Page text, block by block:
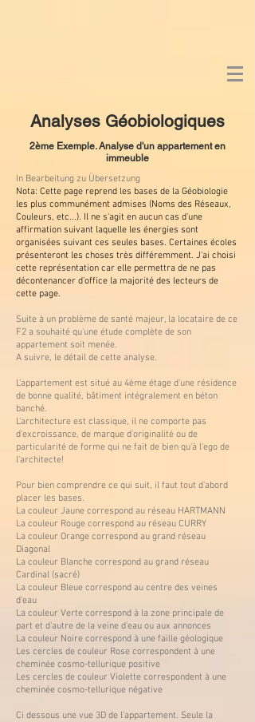
Analyses Géobiologiques
2ème Exemple. Analyse d'un appartement en
immeuble
In Bearbeitung zu Übersetzung
Nota: Cette page reprend les bases de la Géobiologie
les plus communément admises (Noms des Réseaux,
Couleurs, etc...). Il ne s'agit en aucun cas d'une
affirmation suivant laquelle les énergies sont
organisées suivant ces seules bases. Certaines écoles
présenteront les choses très différemment. J'ai choisi
cette représentation car elle permettra de ne pas
décontenancer d'office la majorité des lecteurs de
cette page.
Suite à un problème de santé majeur, la locataire de ce
F2 a souhaité qu'une étude complète de son
appartement soit menée.
A suivre, le détail de cette analyse.
L'appartement est situé au 4ème étage d'une résidence
de bonne qualité, bâtiment intégralement en béton
banché.
L'architecture est classique, il ne comporte pas
d'excroissance, de marque d'originalité ou de
particularité de forme qui ne fait de bien qu'à l'ego de
l'architecte!
Pour bien comprendre ce qui suit, il faut tout d'abord
placer les bases.
La couleur Jaune correspond au réseau HARTMANN
La couleur Rouge correspond au réseau CURRY
La couleur Orange correspond au grand réseau
Diagonal
La couleur Blanche correspond au grand réseau
Cardinal (sacré)
La couleur Bleue correspond au centre des veines
d'eau
La couleur Verte correspond à la zone principale de
part et d'autre de la veine d'eau ou aux annonces
La couleur Noire correspond à une faille géologique
Les cercles de couleur Rose correspondent à une
cheminée cosmo-tellurique positive
Les cercles de couleur Violette correspondent à une
cheminée cosmo-tellurique négative
Ci dessous une vue 3D de l'appartement. Seule la